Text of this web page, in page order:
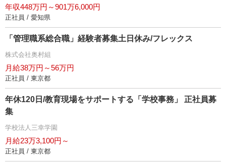
年収448万円～901万6,000円
正社員 / 愛知県
「管理職系総合職」経験者募集土日休み/フレックス
株式会社奥村組
月給38万円～56万円
正社員 / 東京都
年休120日/教育現場をサポートする「学校事務」 正社員募
集
学校法人三幸学園
月給23万3,100円～
正社員 / 東京都